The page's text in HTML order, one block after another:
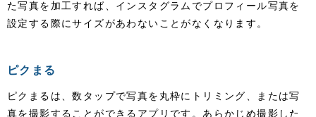
た写真を加工すれば、インスタグラムでプロフィール写真を
設定する際にサイズがあわないことがなくなります。
ピクまる
ピクまるは、数タップで写真を丸枠にトリミング、または写
真を撮影することができるアプリです。あらかじめ撮影した